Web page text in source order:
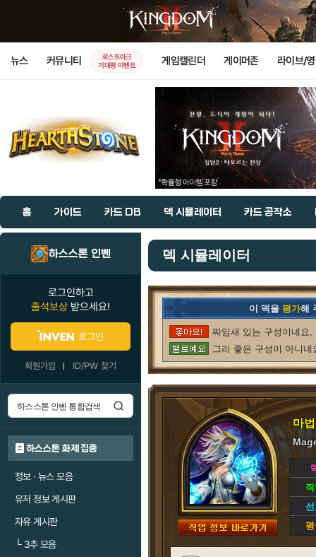
뉴스 커뮤니티
로스트아크
기대평 이벤트
게임캘린더 게이머존 라이브/
홈 가이드 카드 DB 덱 시뮬레이터 카드 공작소
하스스톤 인벤
로그인하고
출석보상 받으세요!
로그인
회원가입 ID/PW 찾기
하스스톤 화제 집중
정보 · 뉴스 모음
유저 정보 게시판
자유 게시판
└3추 모음
덱 시뮬레이터
이 덱을 평가해
짜임새 있는 구성이네요,
그리 좋은 구성이 아니네
마